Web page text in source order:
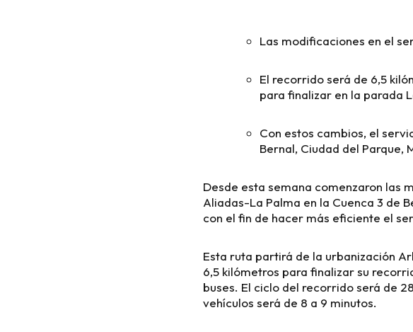
Las modificaciones en el
El recorrido será de 6,5
para finalizar en la parada
Con estos cambios, el
Bernal, Ciudad del Parque,
Desde esta semana comenzaron las
Aliadas-La Palma en la Cuenca 3 de
con el fin de hacer más eficiente el
Esta ruta partirá de la urbanización
6,5 kilómetros para finalizar su
buses. El ciclo del recorrido será de
vehículos será de 8 a 9 minutos.